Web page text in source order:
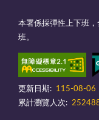
本署係採彈性上下班
班。
更新日期:
115-08-06
累計瀏覽人次: